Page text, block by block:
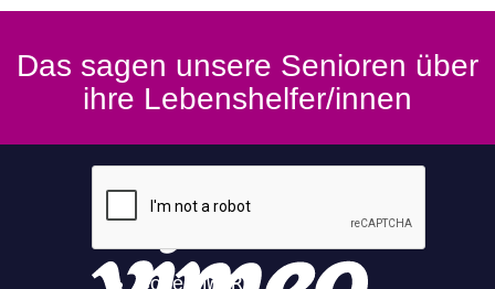
Das sagen unsere Senioren über
ihre Lebenshelfer/innen